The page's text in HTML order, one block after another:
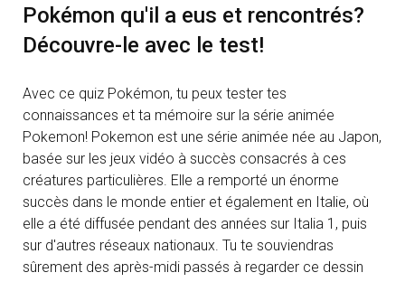
Pokémon qu'il a eus et rencontrés?
Découvre-le avec le test!
Avec ce quiz Pokémon, tu peux tester tes
connaissances et ta mémoire sur la série animée
Pokemon! Pokemon est une série animée née au Japon,
basée sur les jeux vidéo à succès consacrés à ces
créatures particulières. Elle a remporté un énorme
succès dans le monde entier et également en Italie, où
elle a été diffusée pendant des années sur Italia 1, puis
sur d'autres réseaux nationaux. Tu te souviendras
sûrement des après-midi passés à regarder ce dessin